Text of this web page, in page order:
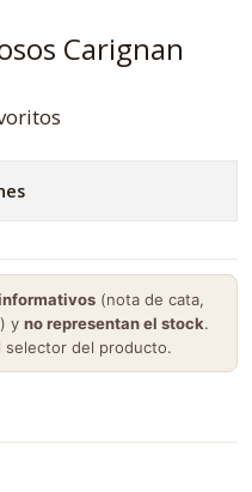
Carignan
(nota de cata,
y no representan el stock.
selector del producto.